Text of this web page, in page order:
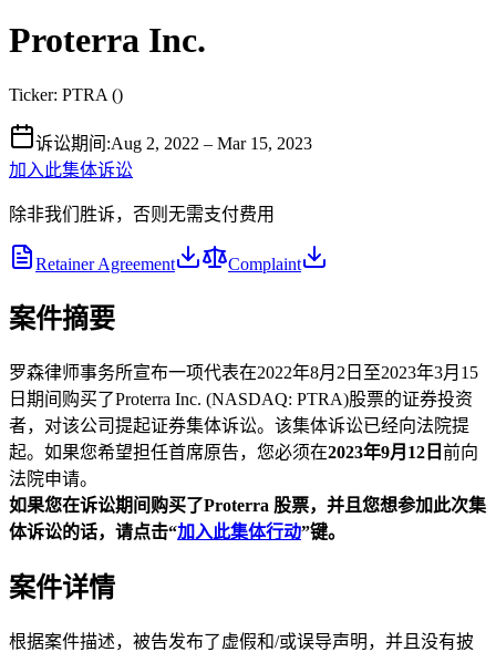
Proterra Inc.
Ticker: PTRA ()
诉讼期间 :Aug 2, 2022 – Mar 15, 2023
加入此集体诉讼
除非我们胜诉，否则无需支付费用
Retainer Agreement Complaint
案件摘要
罗森律师事务所宣布一项代表在2022年8月2日至2023年3月15
日期间购买了Proterra Inc. (NASDAQ: PTRA)股票的证券投资
者，对该公司提起证券集体诉讼。该集体诉讼已经向法院提
起。如果您希望担任首席原告，您必须在2023年9月12日 前向
法院申请。
如果您在诉讼期间购买了Proterra 股票，并且您想参加此次集
体诉讼的话，请点击“加入此集体行动”键。
案件详情
根据案件描述，被告发布了虚假和/或误导声明，并且没有披